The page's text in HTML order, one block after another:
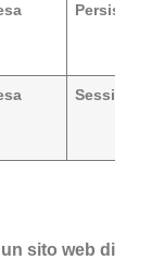
Persistent
Session
sito web di